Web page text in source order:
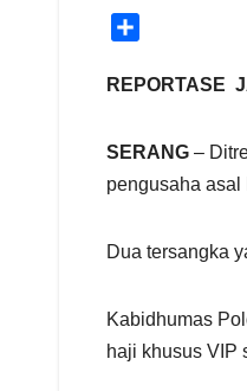
a
e
REPORTASE
SERANG –
pengusaha asal
Dua tersangka
Kabidhumas
haji khusus VIP